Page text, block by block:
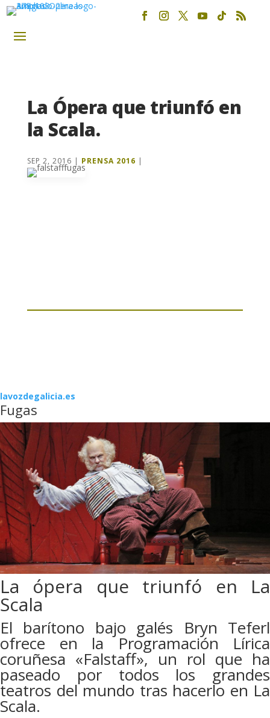
La Ópera que triunfó en
la Scala.
SEP 2, 2016 | PRENSA 2016 |
lavozdegalicia.es
Fugas
La ópera que triunfó en La
Scala
El barítono bajo galés Bryn Teferl
ofrece en la Programación Lírica
coruñesa «Falstaff», un rol que ha
paseado por todos los grandes
teatros del mundo tras hacerlo en La
Scala.